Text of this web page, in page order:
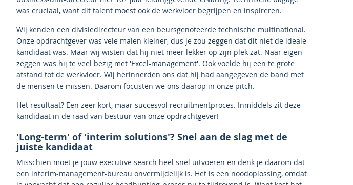
was cruciaal, want dit talent moest ook de werkvloer begrijpen en inspireren.
Wij kenden een divisiedirecteur van een beursgenoteerde technische multinational.
Onze opdrachtgever was vele malen kleiner, dus je zou zeggen dat dit níet de ideale
kandidaat was. Maar wij wisten dat hij niet meer lekker op zijn plek zat. Naar eigen
zeggen was hij te veel bezig met 'Excel-management'. Ook voelde hij een te grote
afstand tot de werkvloer. Wij herinnerden ons dat hij had aangegeven de band met
de mensen te missen. Daarom focusten we ons daarop in onze pitch.
Het resultaat? Een zeer kort, maar succesvol recruitmentproces. Inmiddels zit deze
kandidaat in de raad van bestuur van onze opdrachtgever!
'Long-term' of 'interim solutions'? Snel aan de slag met de
juiste kandidaat
Misschien moet je jouw executive search heel snel uitvoeren en denk je daarom dat
een interim-management-bureau onvermijdelijk is. Het is een noodoplossing, omdat